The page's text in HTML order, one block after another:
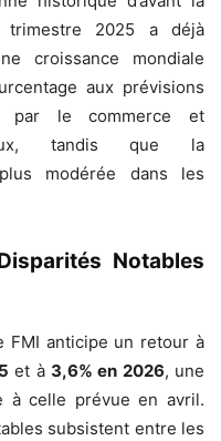
trimestre 2025 a déjà
croissance mondiale
aux prévisions
par le commerce et
tandis que la
modérée dans les
Notables
FMI anticipe un retour à
et à 3,6% en 2026, une
à celle prévue en avril.
subsistent entre les